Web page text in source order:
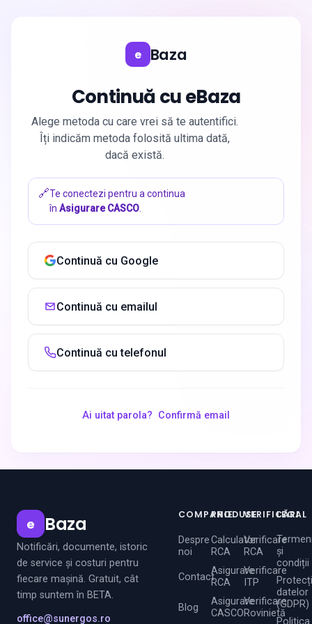
e Baza
Continuă cu eBaza
Alege metoda cu care vrei să te autentifici.
Îți indicăm metoda folosită ultima dată,
dacă există.
🔗Te conectezi pentru a continua
în Asigurare CASCO
Continuă cu Google
Continuă cu emailul
Continuă cu telefonul
Ai uitat parola? Confirmă email
e Baza
Notificări, documente, istoric
de service și costuri pentru
fiecare mașină. Gratuit, cât
timp suntem în BETA.
office@sunergos.ro
COMPANIE
Despre
noi
Contact
Blog
PRODUSE
Calculator
RCA
Asigurare
RCA
Asigurare
CASCO
VERIFICĂRI
Verificare
RCA
Verificare
ITP
Verificare
Rovinietă
LEGAL
și
condiții
datelor
(GDPR)
Politica